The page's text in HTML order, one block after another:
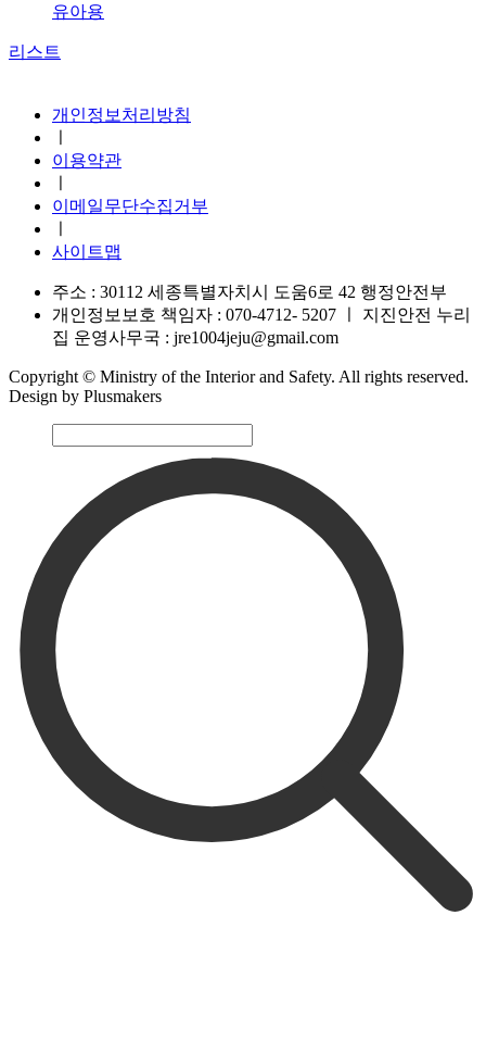
유아용
리스트
개인정보처리방침
이용약관
이메일무단수집거부
사이트맵
주소 : 30112 세종특별자치시 도움6로 42 행정안전부
개인정보보호 책임자 : 070-4712- 5207
지진안전 누리
집 운영사무국 : jre1004jeju@gmail.com
Copyright © Ministry of the Interior and Safety. All rights reserved.
Design by Plusmakers